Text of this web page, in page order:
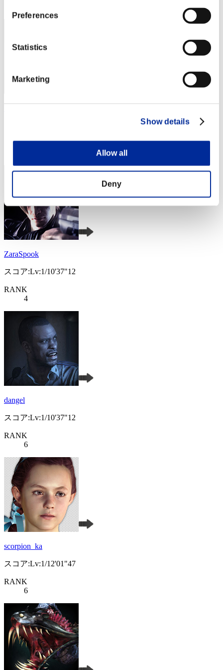
Preferences
Statistics
Marketing
Show details
Allow all
Deny
RANK
ZaraSpook
スコア:Lv:1/10'37"12
RANK
4
dangel
スコア:Lv:1/10'37"12
RANK
6
scorpion_ka
スコア:Lv:1/12'01"47
RANK
6